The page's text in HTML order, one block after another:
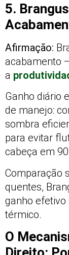
5.
Afirmação:
acabamento
a
Ganho diário
de manejo:
sombra
para evitar
cabeça em
Comparação
quentes,
ganho
térmico.
O